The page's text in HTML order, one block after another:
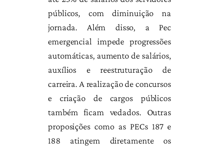
públicos, com diminuição na
jornada. Além disso, a Pec
emergencial impede progressões
automáticas, aumento de salários,
auxílios e reestruturação de
carreira. A realização de concursos
e criação de cargos públicos
também ficam vedados. Outras
proposições como as PECs 187 e
188 atingem diretamente os